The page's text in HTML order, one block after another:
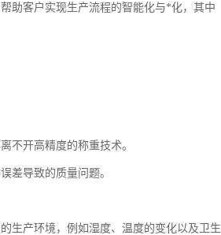
助客户实现生产流程的智能化与*化，其中
不开高精度的称重技术。
差导致的质量问题。
生产环境，例如湿度、温度的变化以及卫生